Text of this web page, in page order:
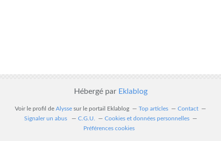
Hébergé par Eklablog
Voir le profil de Alysse sur le portail Eklablog Top articles
Contact
Signaler un abus
C.G.U.
Cookies et données personnelles
Préférences cookies